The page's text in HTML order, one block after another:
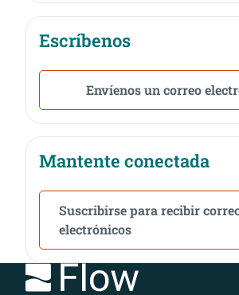
Escríbenos
Envíenos un correo
Mantente conectada
Suscribirse para recibir
electrónicos